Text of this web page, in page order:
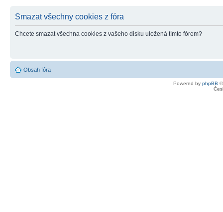
Smazat všechny cookies z fóra
Chcete smazat všechna cookies z vašeho disku uložená tímto fórem?
Obsah fóra
Powered by phpBB